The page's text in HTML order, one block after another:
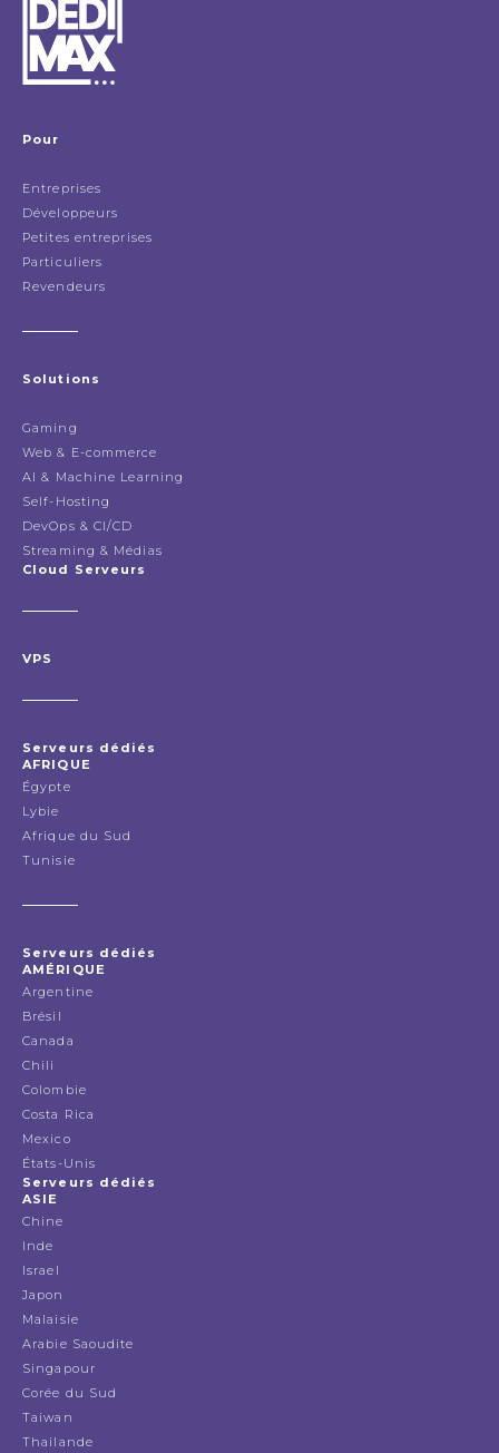
Pour
Entreprises
Développeurs
Petites entreprises
Particuliers
Revendeurs
Solutions
Gaming
Web & E-commerce
AI & Machine Learning
Self-Hosting
DevOps & CI/CD
Streaming & Médias
Cloud Serveurs
VPS
Serveurs dédiés
AFRIQUE
Égypte
Lybie
Afrique du Sud
Tunisie
Serveurs dédiés
AMÉRIQUE
Argentine
Brésil
Canada
Chili
Colombie
Costa Rica
Mexico
États-Unis
Serveurs dédiés
ASIE
Chine
Inde
Israel
Japon
Malaisie
Arabie Saoudite
Singapour
Corée du Sud
Taiwan
Thailande